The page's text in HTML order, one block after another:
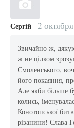
Сергій 2
Звичайно ж,
ж не цілком
Смоленського,
його покаяння,
Але якби більше
колись,
Конотопської
різанини! Слава